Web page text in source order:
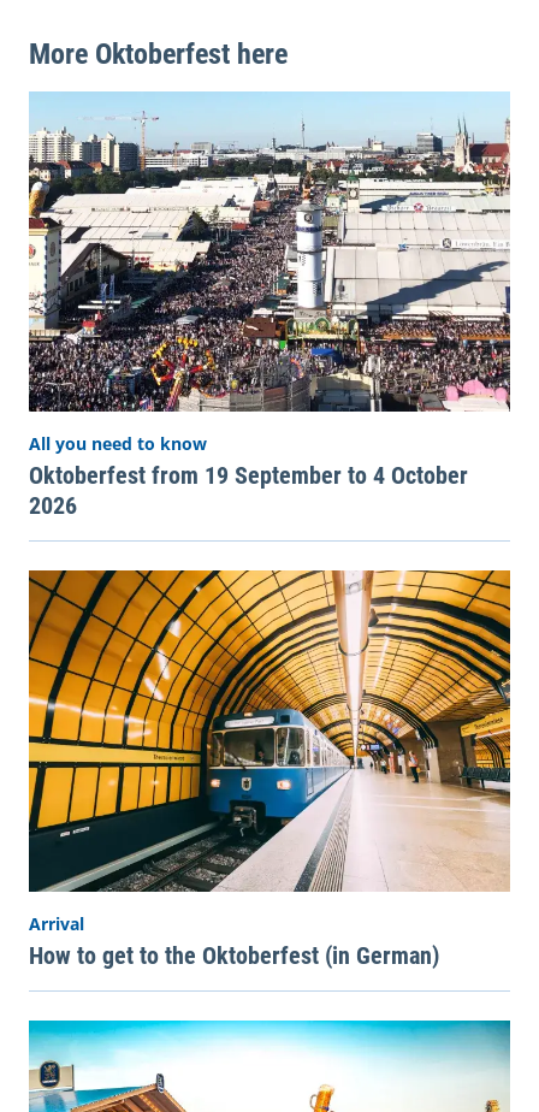
More Oktoberfest here
All you need to know
Oktoberfest from 19 September to 4 October
2026
Arrival
How to get to the Oktoberfest (in German)